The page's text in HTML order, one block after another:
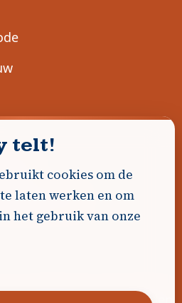
ons!
Algemene voorwaarden
telt!
cookies om de
laten werken en om
het gebruik van onze